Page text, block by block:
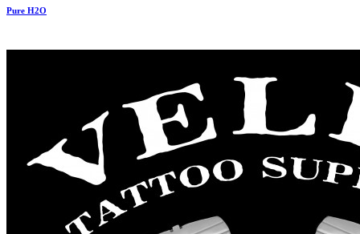
Pure H2O